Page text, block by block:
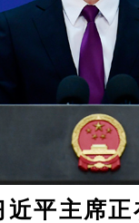
近平主席